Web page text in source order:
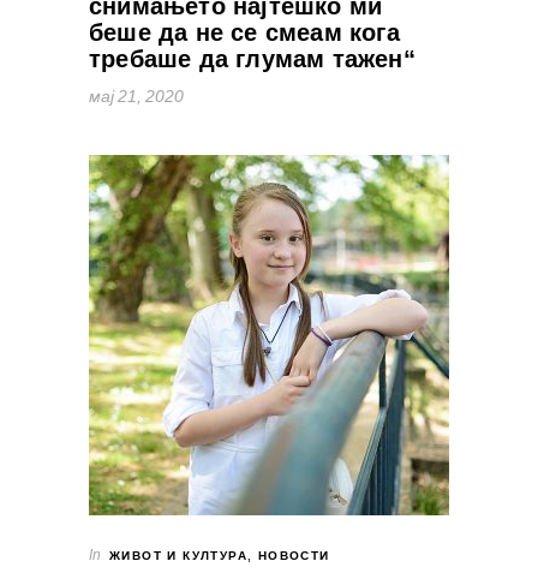
снимањето најтешко ми
беше да не се смеам кога
требаше да глумам тажен“
мај 21, 2020
In ЖИВОТ И КУЛТУРА, НОВОСТИ